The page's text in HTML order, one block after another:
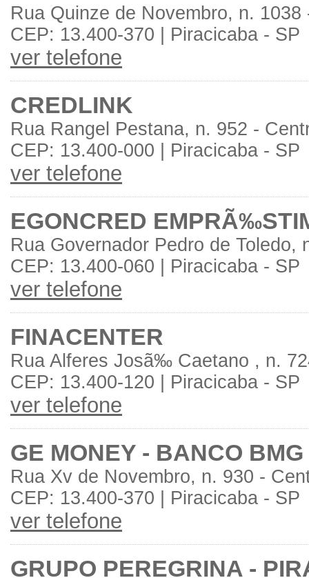
Rua Quinze de Novembro, n. 1038
CEP: 13.400-370 | Piracicaba - SP
ver telefone
CREDLINK
Rua Rangel Pestana, n. 952 -
CEP: 13.400-000 | Piracicaba - SP
ver telefone
EGONCRED
Rua Governador Pedro de Toledo,
CEP: 13.400-060 | Piracicaba - SP
ver telefone
FINACENTER
Rua Alferes Josã‰ Caetano , n.
CEP: 13.400-120 | Piracicaba - SP
ver telefone
GE MONEY - BANCO BMG
Rua Xv de Novembro, n. 930 -
CEP: 13.400-370 | Piracicaba - SP
ver telefone
GRUPO PEREGRINA -